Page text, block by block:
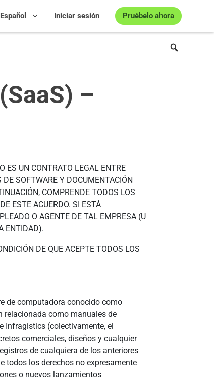
Pruébelo ahora
Iniciar sesión
Español
–
ES UN CONTRATO LEGAL ENTRE
SOFTWARE Y DOCUMENTACIÓN
COMPRENDE TODOS LOS
ESTE ACUERDO. SI ESTÁ
O AGENTE DE TAL EMPRESA (U
ENTIDAD).
DE QUE ACEPTE TODOS LOS
de computadora conocido como
relacionada como manuales de
Infragistics (colectivamente, el
comerciales, diseños y cualquier
de cualquiera de los anteriores
todos los derechos no expresamente
o nuevos lanzamientos